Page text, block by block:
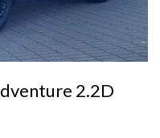
2.2D